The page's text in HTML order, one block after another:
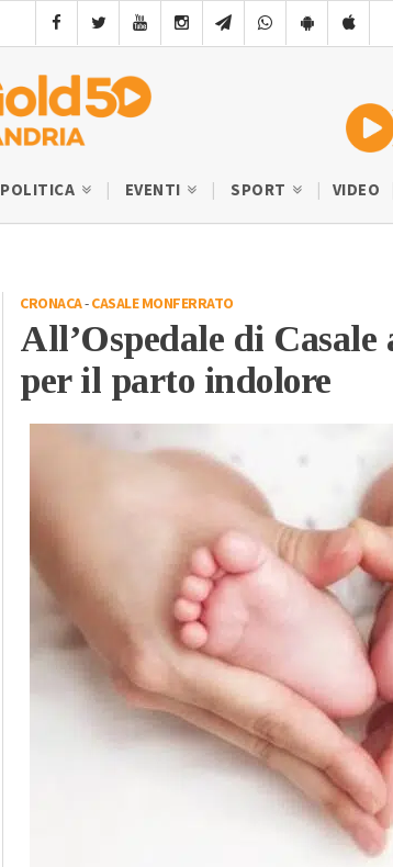
POLITICA EVENTI SPORT VIDEO
CRONACA-CASALE MONFERRATO
All’Ospedale di
per il parto indolore